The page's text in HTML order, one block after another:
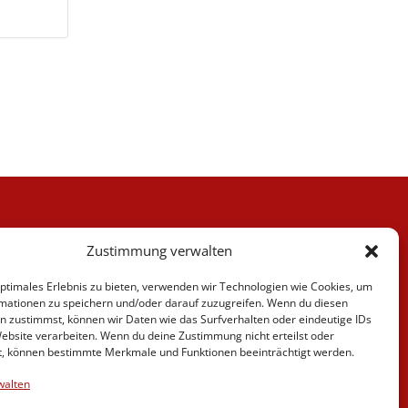
Zustimmung verwalten
Erlebnis zu bieten, verwenden wir Technologien wie Cookies, um
zu speichern und/oder darauf zuzugreifen. Wenn du diesen
zustimmst, können wir Daten wie das Surfverhalten oder eindeutige IDs
verarbeiten. Wenn du deine Zustimmung nicht erteilst oder
können bestimmte Merkmale und Funktionen beeinträchtigt werden.
Berufskraftfahrer
Fahrschule
Motorrad
News
Verschiedenes
Weiterbildung